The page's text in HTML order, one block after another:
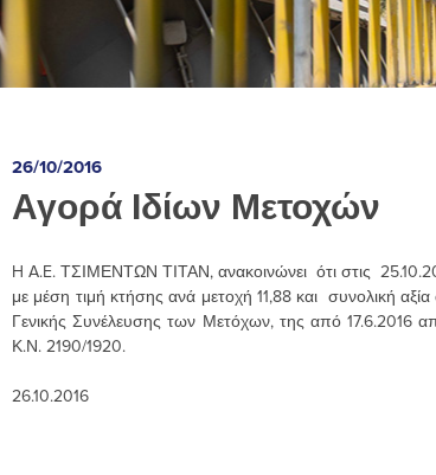
26/10/2016
Αγορά Ιδίων Μετοχών
H A.E. ΤΣΙΜΕΝΤΩΝ ΤΙΤΑΝ, ανακοινώνει ότι στις
με μέση τιμή κτήσης ανά μετοχή 11,88 και συνολική
Γενικής Συνέλευσης των Μετόχων, της από 17.6.2016
Κ.Ν. 2190/1920.
26.10.2016